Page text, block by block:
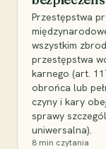
Przestępstwa
wszystkim
przestępstwa
karnego (art.
obrońca lub
czyny i kary
sprawy
uniwersalna).
8 min czytania